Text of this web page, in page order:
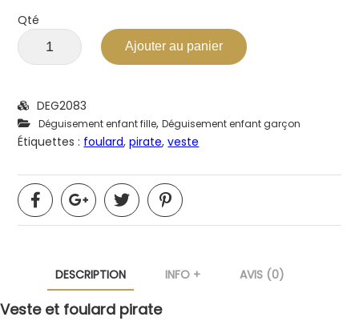
Qté
Ajouter au panier
DEG2083
Déguisement enfant fille,Déguisement enfant garçon
Étiquettes : foulard,pirate,veste
DESCRIPTION INFO + AVIS (0)
Veste et foulard pirate